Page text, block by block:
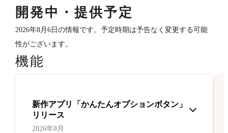
開発中・提供予定
2026年8月6日の情報です。予定時期は予告なく変更する可能
性がございます。
機能
新作アプリ「かんたんオプションボタン」
リリース
2026年8月